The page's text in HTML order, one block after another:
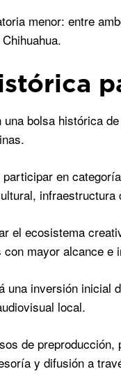
menor: entre
bolsa histórica
en
el ecosistema
mayor alcance e
una inversión inicial
local.
de
y difusión a